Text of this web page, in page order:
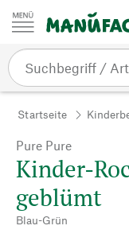
Zum Inhalt springen
Startseite
Pure Pure
Kinder-
geblümt
Blau-Grün